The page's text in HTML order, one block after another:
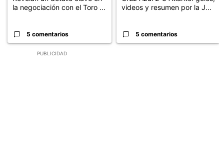
PUBLICIDAD
la negociación con el Toro ...
5 comentarios
videos y resumen por la J...
5 comentarios